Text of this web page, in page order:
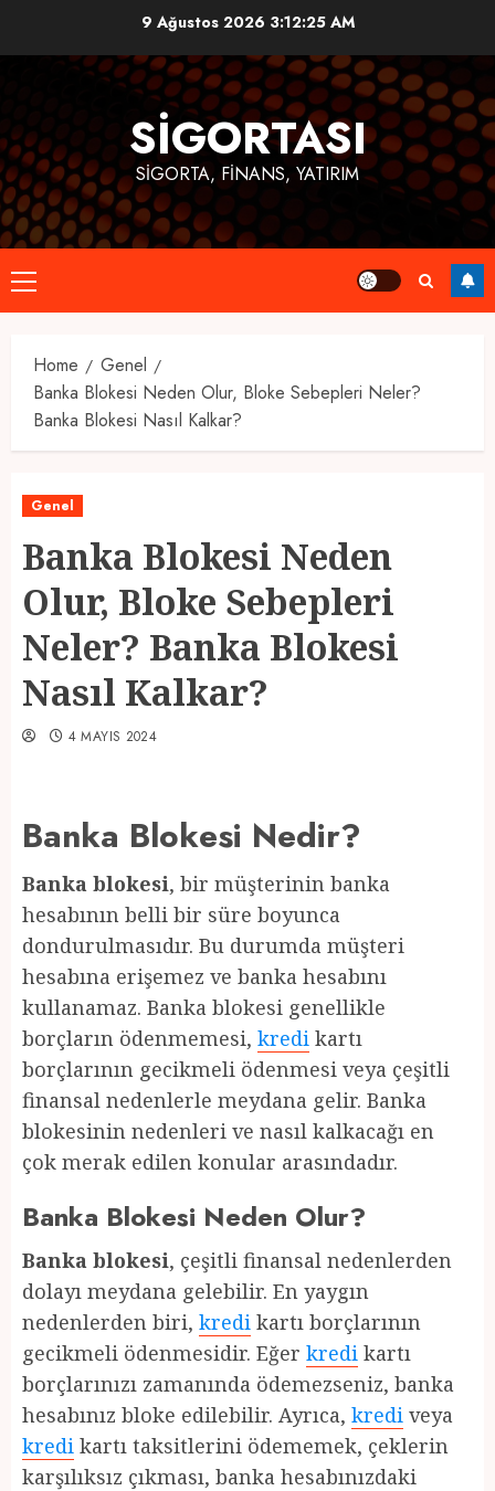
9 Ağustos 2026 3:12:26 AM
SIGORTASI
SIGORTA, FINANS, YATIRIM
Primary
Menu
Home
Genel
Banka Blokesi Neden Olur, Bloke Sebepleri Neler?
Banka Blokesi Nasıl Kalkar?
Genel
Banka Blokesi Neden
Olur, Bloke Sebepleri
Neler? Banka Blokesi
Nasıl Kalkar?
4 MAYIS 2024
Banka Blokesi Nedir?
Banka blokesi, bir müşterinin banka
hesabının belli bir süre boyunca
dondurulmasıdır. Bu durumda müşteri
hesabına erişemez ve banka hesabını
kullanamaz. Banka blokesi genellikle
borçların ödenmemesi, kredi kartı
borçlarının gecikmeli ödenmesi veya çeşitli
finansal nedenlerle meydana gelir. Banka
blokesinin nedenleri ve nasıl kalkacağı en
çok merak edilen konular arasındadır.
Banka Blokesi Neden Olur?
Banka blokesi, çeşitli finansal nedenlerden
dolayı meydana gelebilir. En yaygın
nedenlerden biri, kredi kartı borçlarının
gecikmeli ödenmesidir. Eğer kredi kartı
borçlarınızı zamanında ödemezseniz, banka
hesabınız bloke edilebilir. Ayrıca, kredi veya
kredi kartı taksitlerini ödememek, çeklerin
karşılıksız çıkması, banka hesabınızdaki